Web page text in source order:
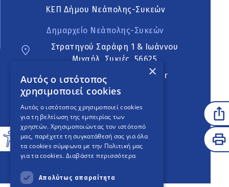
ΚΕΠ Δήμου Νεάπολης-Συκεών
Δημαρχείο Νεάπολης-Συκεών
Στρατηγού Σαράφη 1 & Ιωάννου
Μιχαήλ, Συκιές, 56625
neapoli.sykies@ddt.gov.gr
Ακολουθήστε
English Version
An project
×
Αυτός ο ιστότοπος
χρησιμοποιεί cookies
Αυτός ο ιστότοπος χρησιμοποιεί cookies
για τη βελτίωση της εμπειρίας των
χρηστών. Χρησιμοποιώντας τον ιστότοπό
μας, παρέχετε τη συγκατάθεσή σας για όλα
τα cookies σύμφωνα με την Πολιτική μας
για τα cookies. Διαβάστε περισσότερα
Απολύτως απαραίτητα